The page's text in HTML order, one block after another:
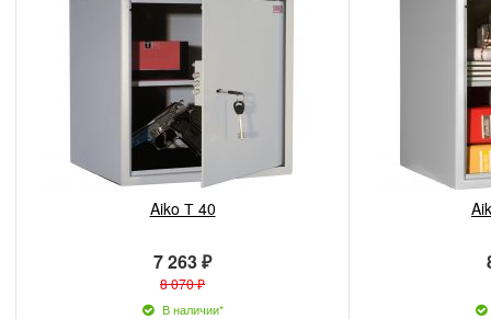
Aiko Т 40
7 263 ₽
8 070 ₽
В наличии*